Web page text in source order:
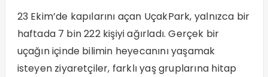
23 Ekim’de kapılarını açan UçakPark, yalnızca bir
haftada 7 bin 222 kişiyi ağırladı. Gerçek bir
uçağın içinde bilimin heyecanını yaşamak
isteyen ziyaretçiler, farklı yaş gruplarına hitap